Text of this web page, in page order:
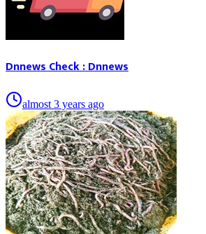
Dnnews Check : Dnnews
almost 3 years ago